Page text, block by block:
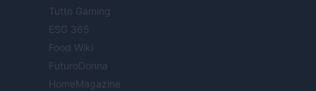
Tutto Gaming
ESG 365
Food Wiki
FuturoDonna
HomeMagazine